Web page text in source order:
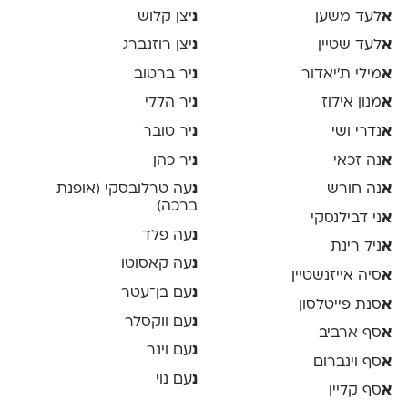
אלעד משען
אלעד שטיין
אמילי ת׳יאדור
אמנון אילוז
אנדרי ושי
אנה זכאי
אנה חורש
אני דבילנסקי
אניל רינת
אסיה אייזנשטיין
אסנת פייטלסון
אסף ארביב
אסף וינברום
אסף קליין
ניצן קלוש
ניצן רוזנברג
ניר ברטוב
ניר הללי
ניר טובר
ניר כהן
נעה טרלובסקי (אופנת
ברכה)
נעה פלד
נעה קאסוטו
נעם בן־עטר
נעם ווקסלר
נעם וינר
נעם נוי